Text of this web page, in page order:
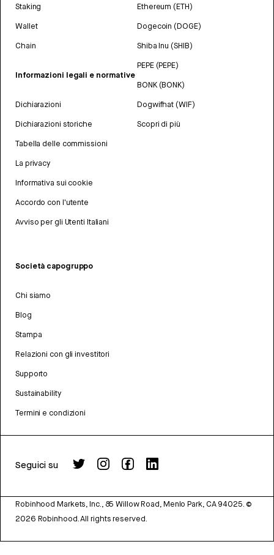
Staking
Wallet
Chain
Informazioni legali e normative
Dichiarazioni
Dichiarazioni storiche
Tabella delle commissioni
La privacy
Informativa sui cookie
Accordo con l'utente
Avviso per gli Utenti Italiani
Ethereum (ETH)
Dogecoin (DOGE)
Shiba Inu (SHIB)
PEPE (PEPE)
BONK (BONK)
Dogwifhat (WIF)
Scopri di più
Società capogruppo
Chi siamo
Blog
Stampa
Relazioni con gli investitori
Supporto
Sustainability
Termini e condizioni
Seguici su
Robinhood Markets, Inc., 85 Willow Road, Menlo Park, CA 94025. ©
2026 Robinhood. All rights reserved.